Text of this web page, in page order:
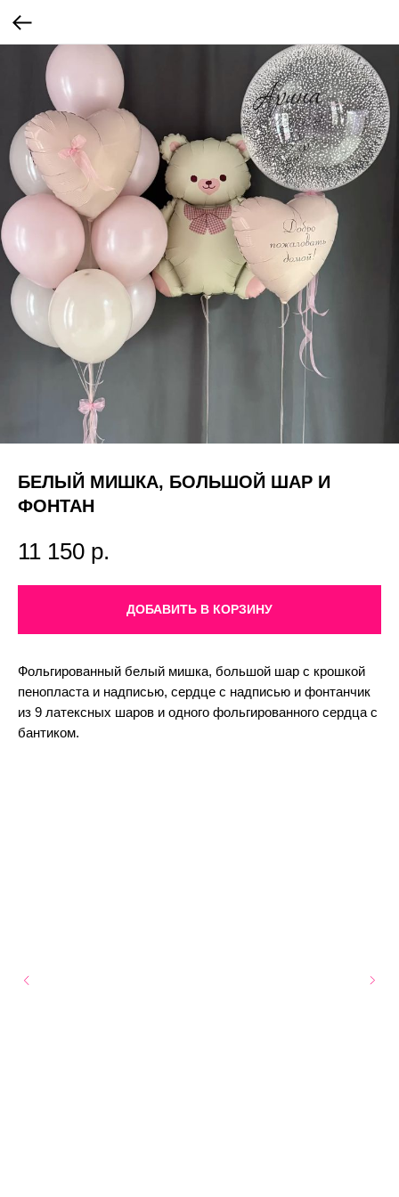
БЕЛЫЙ МИШКА, БОЛЬШОЙ ШАР И
ФОНТАН
11 150 р.
ДОБАВИТЬ В КОРЗИНУ
Фольгированный белый мишка, большой шар с крошкой
пенопласта и надписью, сердце с надписью и фонтанчик
из 9 латексных шаров и одного фольгированного сердца с
бантиком.